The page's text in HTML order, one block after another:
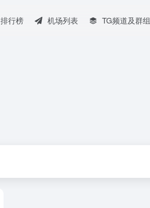
排行榜 机场列表 TG频道及群组